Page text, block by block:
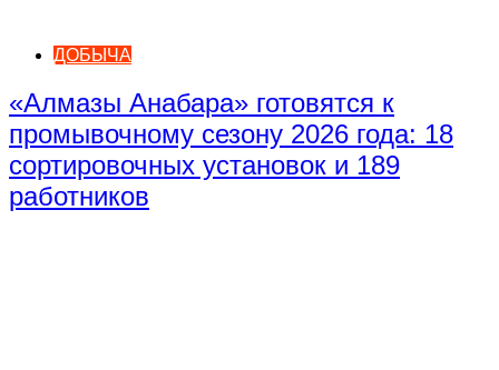
ДОБЫЧА
«Алмазы Анабара» готовятся к
промывочному сезону 2026 года: 18
сортировочных установок и 189
работников